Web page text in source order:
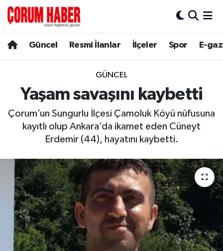
Güncel Resmi İlanlar İlçeler Spor E-
GÜNCEL
Yaşam savaşını kaybetti
Çorum’un Sungurlu İlçesi Çamoluk Köyü nüfusuna
kayıtlı olup Ankara’da ikamet eden Cüneyt
Erdemir (44), hayatını kaybetti.
Spor
Resmi İlanlar
Alaca
Bayat
Boğazkale
Dodurga
İskilip
Kargı
Hava Durumu
Çorum Namaz Vakitleri
Trafik Durumu
Süper Lig Puan Durumu ve Fikstür
Tüm Manşetler
Son Dakika Haberleri
Haber Arşivi